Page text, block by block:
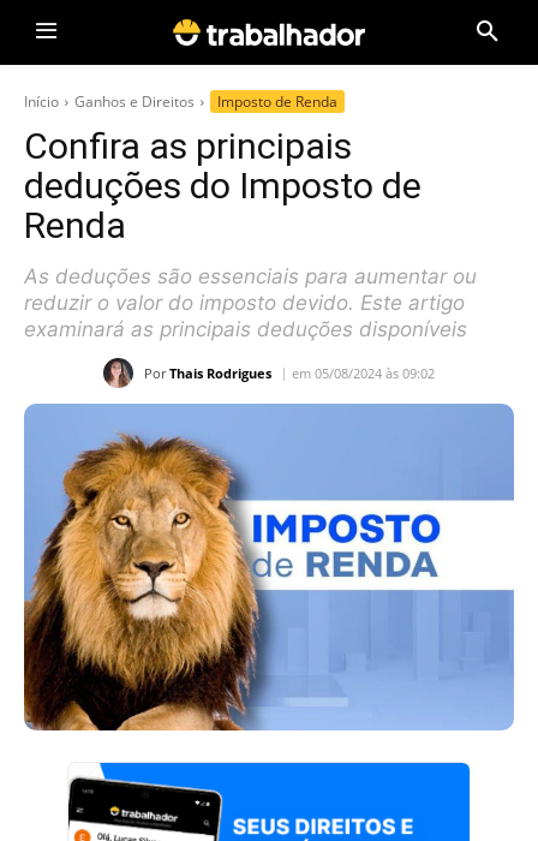
Início Ganhos e Direitos Imposto de Renda
Confira as principais
deduções do Imposto de
Renda
As deduções são essenciais para aumentar ou
reduzir o valor do imposto devido. Este artigo
examinará as principais deduções disponíveis
Por Thais Rodrigues em 05/08/2024 às 09:02